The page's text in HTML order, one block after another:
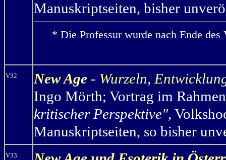
Manuskriptseiten, bisher
* Die Professur wurde nach Ende
V32 New Age - Wurzeln,
Ingo Mörth; Vortrag im
kritischer Perspektive",
Manuskriptseiten, so bisher
V33